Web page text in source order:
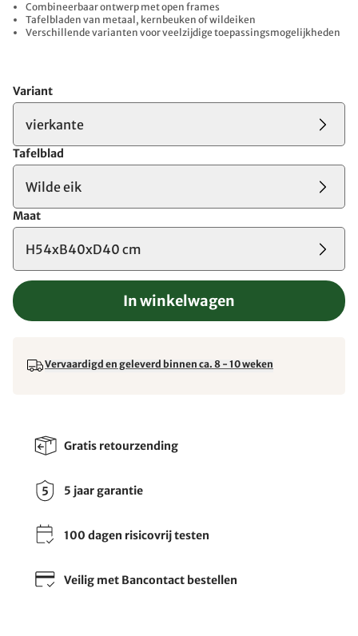
Combineerbaar ontwerp met open frames
Tafelbladen van metaal, kernbeuken of wildeiken
Verschillende varianten voor veelzijdige toepassingsmogelijkheden
Variant
vierkante
Tafelblad
Wilde eik
Maat
H54xB40xD40 cm
In winkelwagen
Vervaardigd en geleverd binnen ca. 8 - 10 weken
Gratis retourzending
5 jaar garantie
100 dagen risicovrij testen
Veilig met Bancontact bestellen